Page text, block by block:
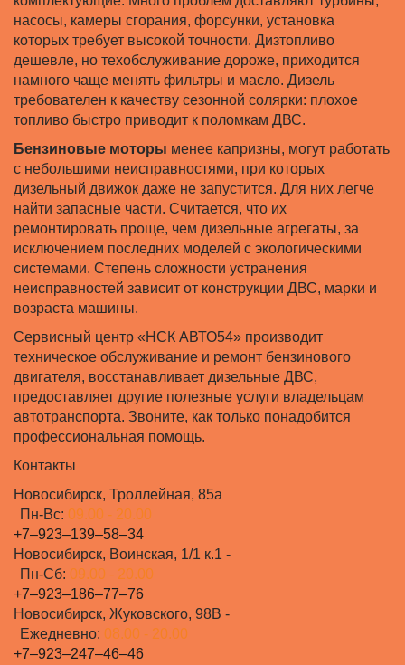
насосы, камеры сгорания, форсунки, установка
которых требует высокой точности. Дизтопливо
дешевле, но техобслуживание дороже, приходится
намного чаще менять фильтры и масло. Дизель
требователен к качеству сезонной солярки: плохое
топливо быстро приводит к поломкам ДВС.
Бензиновые моторы менее капризны, могут работать
с небольшими неисправностями, при которых
дизельный движок даже не запустится. Для них легче
найти запасные части. Считается, что их
ремонтировать проще, чем дизельные агрегаты, за
исключением последних моделей с экологическими
системами. Степень сложности устранения
неисправностей зависит от конструкции ДВС, марки и
возраста машины.
Сервисный центр «НСК АВТО54» производит
техническое обслуживание и ремонт бензинового
двигателя, восстанавливает дизельные ДВС,
предоставляет другие полезные услуги владельцам
автотранспорта. Звоните, как только понадобится
профессиональная помощь.
Контакты
Новосибирск, Троллейная, 85а
Пн-Вс: 09.00 - 20.00
+7‒923‒139‒58‒34
Новосибирск, Воинская, 1/1 к.1 -
Пн-Сб: 09.00 - 20.00
+7‒923‒186‒77‒76
Новосибирск, Жуковского, 98В -
Ежедневно: 08.00 - 20.00
+7‒923‒247‒46‒46